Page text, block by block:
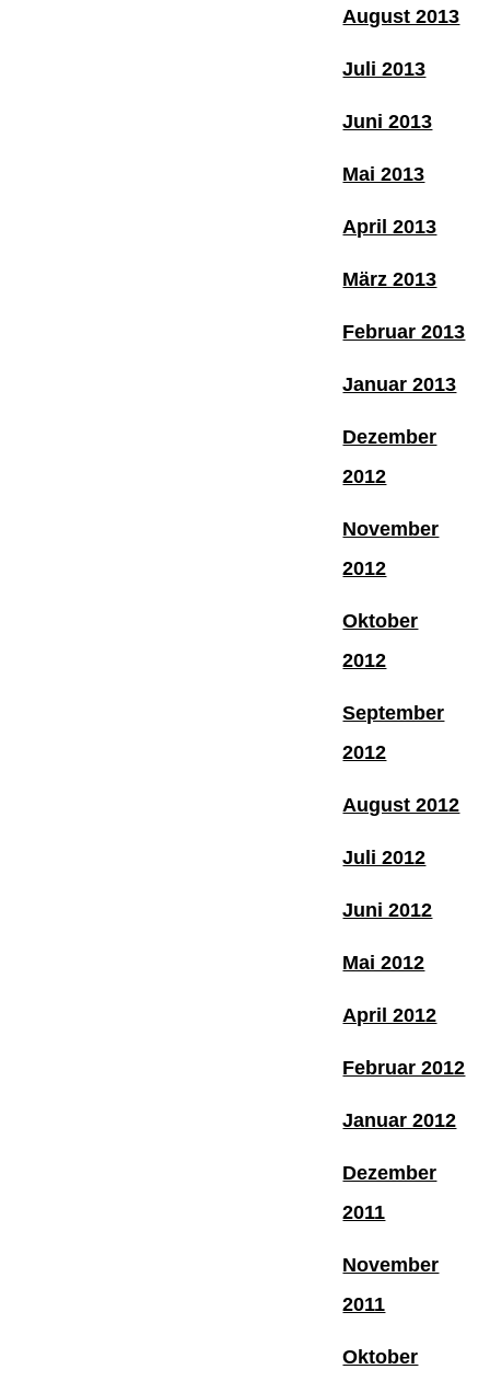
August 2013
Juli 2013
Juni 2013
Mai 2013
April 2013
März 2013
Februar 2013
Januar 2013
Dezember
2012
November
2012
Oktober
2012
September
2012
August 2012
Juli 2012
Juni 2012
Mai 2012
April 2012
Februar 2012
Januar 2012
Dezember
2011
November
2011
Oktober